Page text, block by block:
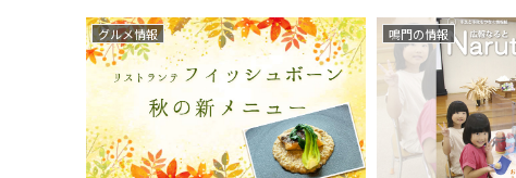
グルメ情報 鳴門の情報